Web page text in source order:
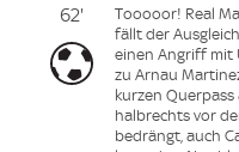
62'
Tooooor! Real
fällt der
einen Angriff mit
zu Arnau
kurzen Querpass
halbrechts vor
bedrängt, auch